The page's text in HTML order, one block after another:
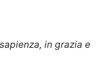
in grazia e